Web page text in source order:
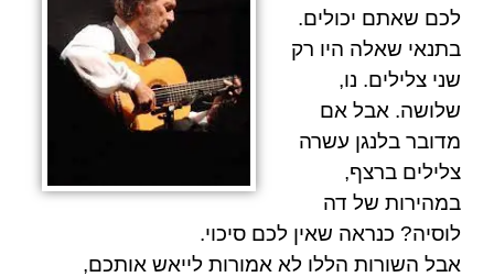
לכם שאתם יכולים.
בתנאי שאלה היו רק
שני צלילים. נו,
שלושה. אבל אם
מדובר בלנגן עשרה
צלילים ברצף,
במהירות של דה
לוסיה? כנראה שאין לכם סיכוי.
אבל השורות הללו לא אמורות לייאש אותכם,